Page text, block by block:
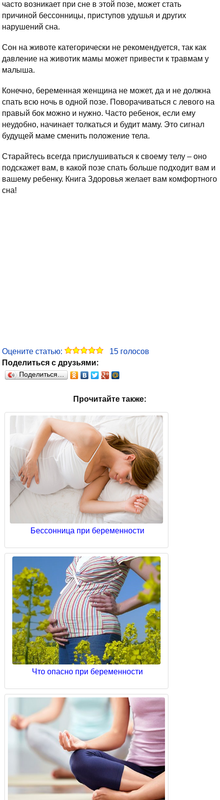
часто возникает при сне в этой позе, может стать
причиной бессонницы, приступов удушья и других
нарушений сна.
Сон на животе категорически не рекомендуется, так как
давление на животик мамы может привести к травмам у
малыша.
Конечно, беременная женщина не может, да и не должна
спать всю ночь в одной позе. Поворачиваться с левого на
правый бок можно и нужно. Часто ребенок, если ему
неудобно, начинает толкаться и будит маму. Это сигнал
будущей маме сменить положение тела.
Старайтесь всегда прислушиваться к своему телу – оно
подскажет вам, в какой позе спать больше подходит вам и
вашему ребенку. Книга Здоровья желает вам комфортного
сна!
Оцените статью: 15 голосов
Поделиться с друзьями:
Поделиться…
Прочитайте также:
Бессонница при беременности
Что опасно при беременности